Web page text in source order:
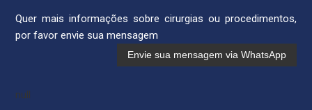
Quer mais informações sobre cirurgias ou procedimentos,
por favor envie sua mensagem
null